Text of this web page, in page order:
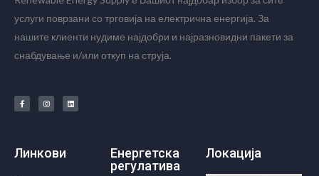
услуги поврзани со трговија на електрична енергија. За
нашите клиенти нудиме најдобри и најразновидни пакети за
снабдување и/или откуп на струја.
Линкови
Енергетска
регулатива
Локација